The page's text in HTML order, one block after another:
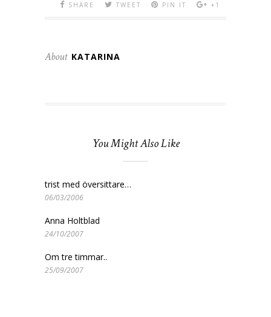
SHARE
TWEET PIN IT +1
About KATARINA
You Might Also Like
trist med översittare…
06/03/2006
Anna Holtblad
24/10/2007
Om tre timmar..
25/09/2007